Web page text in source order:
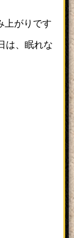
ドの紋
りプレゼ
テトの
プレゼン
ェドの
様よりプ
タクロ
様よりプ
上がりです
は、眠れな